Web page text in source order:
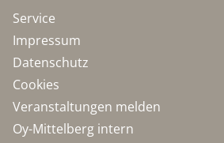
Service
Impressum
Datenschutz
Cookies
Veranstaltungen melden
Oy-Mittelberg intern